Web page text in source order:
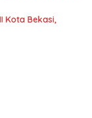
Kota Bekasi,